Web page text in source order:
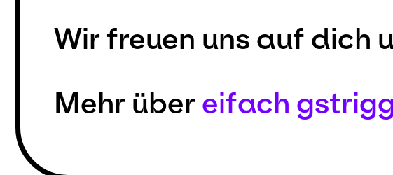
Wir freuen uns auf dich
Mehr über eifach